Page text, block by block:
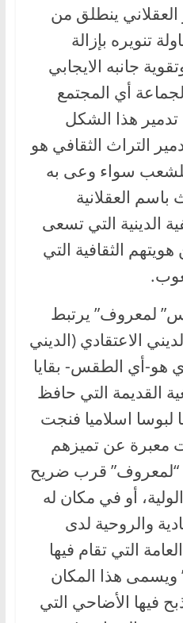
العقلاني ينطلق من
تنويره بإزالة
جانبه الايجابي
أي المجتمع
تدمير هذا الشكل
التراث الثقافي هو
للشعب سواء وعى به
العقلانية
الدينية التي تسعى
الثقافية التي
لمعروف” يرتبط
الاعتقادي (الديني
هو-أي الطقس- بقايا
القديمة التي حافظ
لبوسا اسلاميا فنجت
معبرة عن تميزهم
“لمعروف” قرب ضريح
أو الولية، أو في مكان له
والروحية لدى
التي تقام فيها
ويسمى هذا المكان
فيها الأضاحي التي